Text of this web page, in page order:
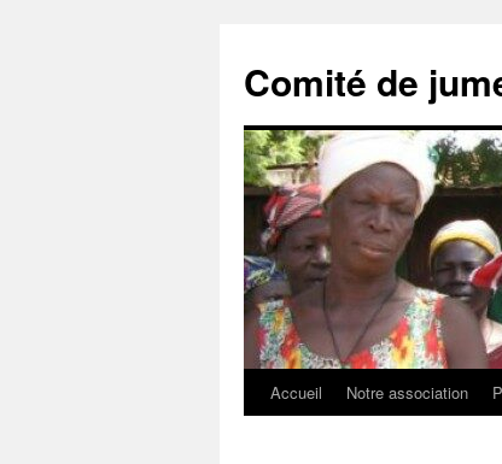
Comité de
Aller
Accueil Notre association